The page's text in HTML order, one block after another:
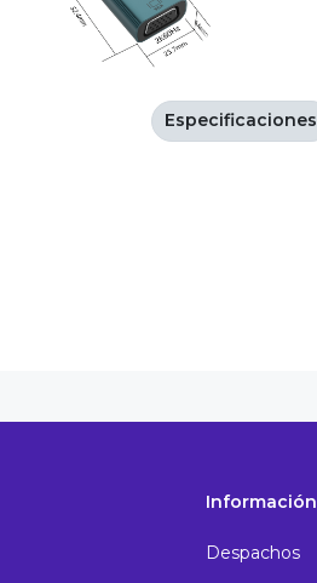
Especificaciones
Información
Despachos